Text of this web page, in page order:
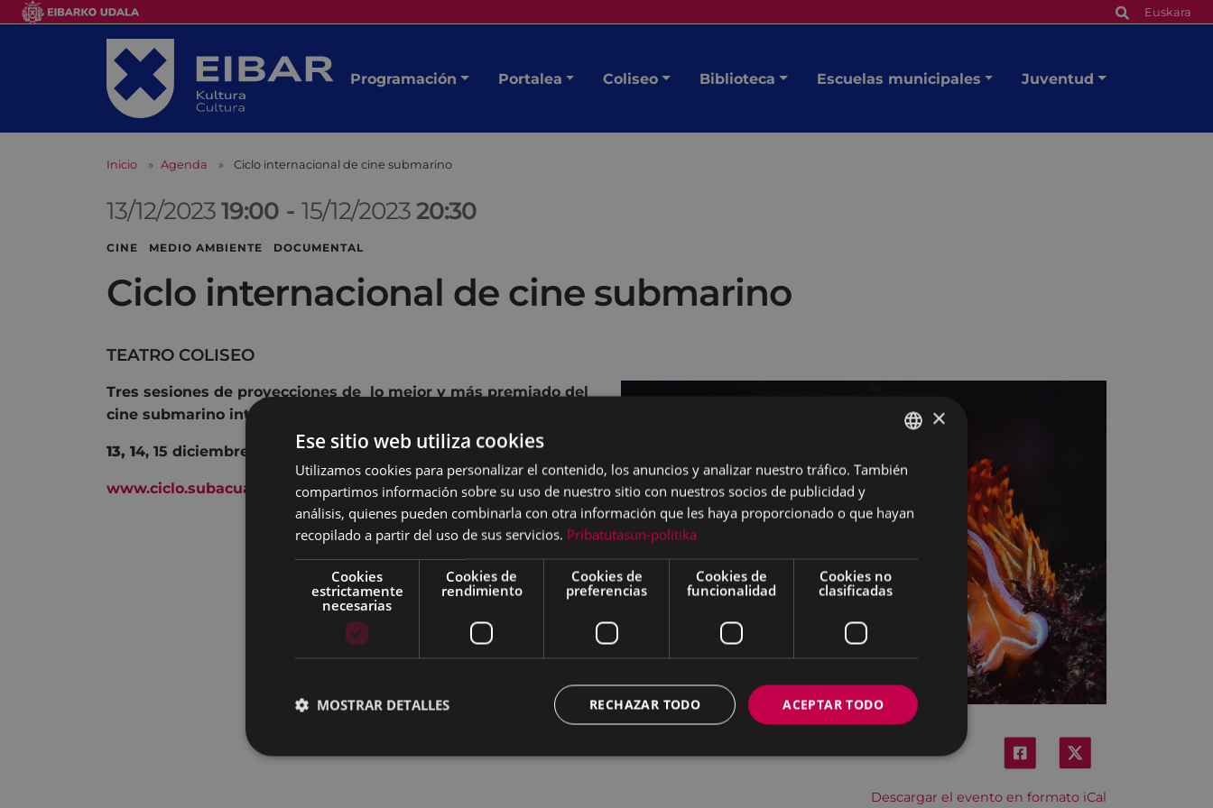
Euskara
Programación Portalea Coliseo Biblioteca Escuelas municipales Juventud
Inicio Agenda Ciclo internacional de cine submarino
13/12/202319:00 - 15/12/202320:30
CINE MEDIO AMBIENTE DOCUMENTAL
Ciclo internacional de cine submarino
TEATRO COLISEO
Descargar el evento en formato iCal
Tres sesiones de proyecciones de lo mejor y más premiado del
cine submarino internacional.
13, 14, 15 diciembre 19:00 – 20:30 teatro COLISEO.
www.ciclo.subacuaticasrealsociedad.com
BASQUE
×
Ese sitio web utiliza cookies
Utilizamos cookies para personalizar el contenido, los anuncios y analizar nuestro tráfico. También
compartimos información sobre su uso de nuestro sitio con nuestros socios de publicidad y
análisis, quienes pueden combinarla con otra información que les haya proporcionado o que hayan
recopilado a partir del uso de sus servicios. Pribatutasun-politika
Cookies
estrictamente
necesarias
Cookies de
rendimiento
Cookies de
preferencias
Cookies de
funcionalidad
Cookies no
clasificadas
ACEPTAR TODO
RECHAZAR TODO
MOSTRAR DETALLES